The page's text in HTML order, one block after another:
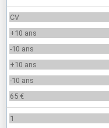
CV
+10 ans
-10 ans
+10 ans
-10 ans
65 €
1